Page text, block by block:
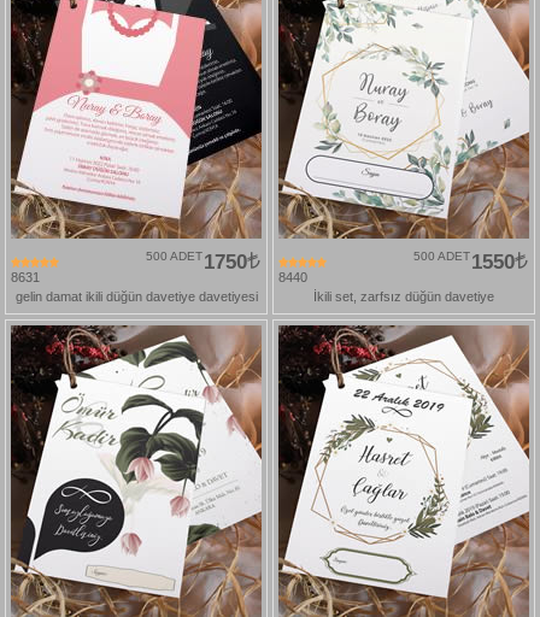
8631
1750
500 ADET
gelin damat ikili düğün davetiye davetiyesi
8440
1550
500 ADET
İkili set, zarfsız düğün davetiye